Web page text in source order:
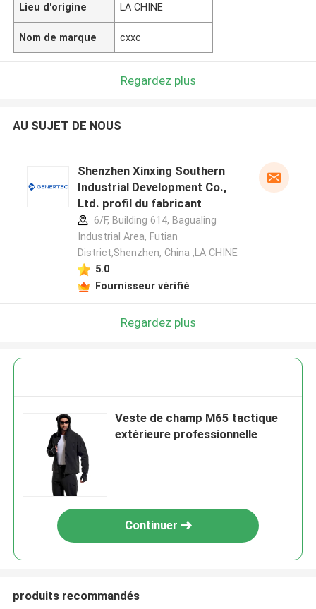
Lieu d'origine LA CHINE
Nom de marque cxxc
Regardez plus
AU SUJET DE NOUS
Shenzhen Xinxing Southern
Industrial Development Co.,
Ltd. profil du fabricant
6/F, Building 614, Bagualing
Industrial Area, Futian
District,Shenzhen, China ,LA CHINE
5.0
Fournisseur vérifié
Regardez plus
Veste de champ M65 tactique
extérieure professionnelle
Continuer
produits recommandés